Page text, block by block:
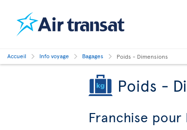
Accueil Info voyage Bagages Poids - Dimensions
Poids -
Franchise pour